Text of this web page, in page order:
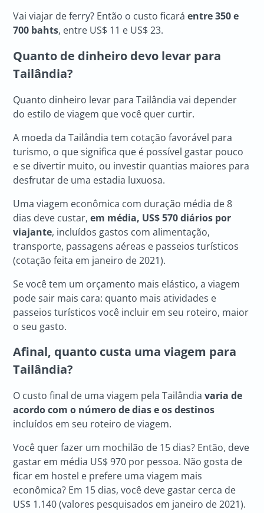
Vai viajar de ferry? Então o custo ficaráentre 350 e
700 bahts, entre US$ 11 e US$ 23.
Quanto de dinheiro devo levar para
Tailândia?
Quanto dinheiro levar para Tailândia vai depender
do estilo de viagem que você quer curtir.
A moeda da Tailândia tem cotação favorável para
turismo, o que significa que é possível gastar pouco
e se divertir muito, ou investir quantias maiores para
desfrutar de uma estadia luxuosa.
Uma viagem econômica com duração média de 8
dias deve custar,em média, US$ 570 diários por
viajante, incluídos gastos com alimentação,
transporte, passagens aéreas e passeios turísticos
(cotação feita em janeiro de 2021).
Se você tem um orçamento mais elástico, a viagem
pode sair mais cara: quanto mais atividades e
passeios turísticos você incluir em seu roteiro, maior
o seu gasto.
Afinal, quanto custa uma viagem para
Tailândia?
O custo final de uma viagem pela Tailândia varia de
acordo com o número de dias e os destinos
incluídos em seu roteiro de viagem.
Você quer fazer um mochilão de 15 dias? Então, deve
gastar em média US$ 970 por pessoa. Não gosta de
ficar em hostel e prefere uma viagem mais
econômica? Em 15 dias, você deve gastar cerca de
US$ 1.140 (valores pesquisados em janeiro de 2021).